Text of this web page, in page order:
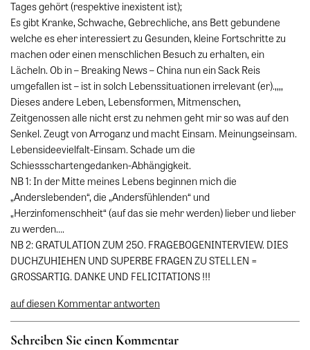
Tages gehört (respektive inexistent ist);
Es gibt Kranke, Schwache, Gebrechliche, ans Bett gebundene
welche es eher interessiert zu Gesunden, kleine Fortschritte zu
machen oder einen menschlichen Besuch zu erhalten, ein
Lächeln. Ob in – Breaking News – China nun ein Sack Reis
umgefallen ist – ist in solch Lebenssituationen irrelevant (er).,,,,
Dieses andere Leben, Lebensformen, Mitmenschen,
Zeitgenossen alle nicht erst zu nehmen geht mir so was auf den
Senkel. Zeugt von Arroganz und macht Einsam. Meinungseinsam.
Lebensideevielfalt-Einsam. Schade um die
Schiessschartengedanken-Abhängigkeit.
NB 1: In der Mitte meines Lebens beginnen mich die
„Anderslebenden“, die „Andersfühlenden“ und
„Herzinfomenschheit“ (auf das sie mehr werden) lieber und lieber
zu werden….
NB 2: GRATULATION ZUM 250. FRAGEBOGENINTERVIEW. DIES
DUCHZUHIEHEN UND SUPERBE FRAGEN ZU STELLEN =
GROSSARTIG. DANKE UND FELICITATIONS !!!
auf diesen Kommentar antworten
Schreiben Sie einen Kommentar